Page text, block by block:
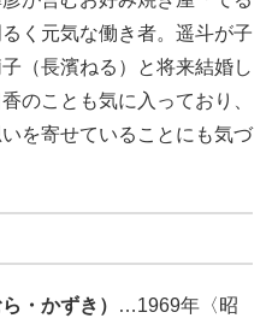
く元気な働き者。遥斗が子
（長濱ねる）と将来結婚し
のことも気に入っており、
を寄せていることにも気づ
・かずき）
…1969年〈昭